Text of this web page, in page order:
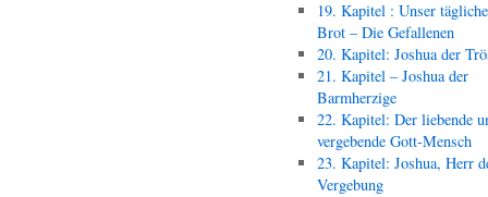
19. Kapitel : Unser
Brot – Die Gefallenen
20. Kapitel: Joshua der
21. Kapitel – Joshua der
Barmherzige
22. Kapitel: Der liebende
vergebende Gott-Mensch
23. Kapitel: Joshua, Herr
Vergebung